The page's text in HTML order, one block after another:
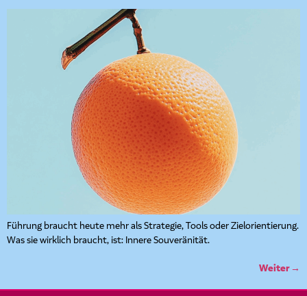
Führung braucht heute mehr als Strategie, Tools oder Zielorientierung.
Was sie wirklich braucht, ist: Innere Souveränität.
Weiter →